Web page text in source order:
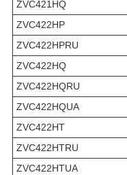
ZVC421HQ
ZVC422HP
ZVC422HPRU
ZVC422HQ
ZVC422HQRU
ZVC422HQUA
ZVC422HT
ZVC422HTRU
ZVC422HTUA